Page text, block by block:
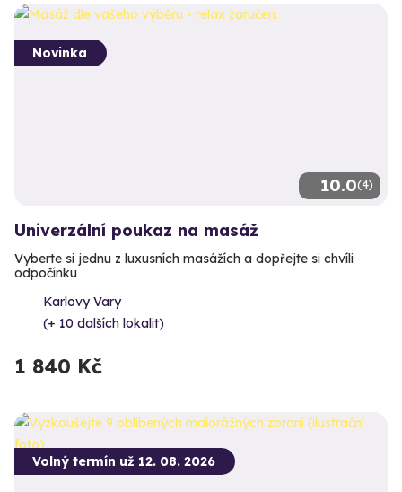
10.0(4)
Novinka
Univerzální poukaz na masáž
Vyberte si jednu z luxusních masážích a dopřejte si chvíli
odpočínku
Karlovy Vary
(+ 10 dalších lokalit)
1 840 Kč
Volný termín už 12. 08. 2026